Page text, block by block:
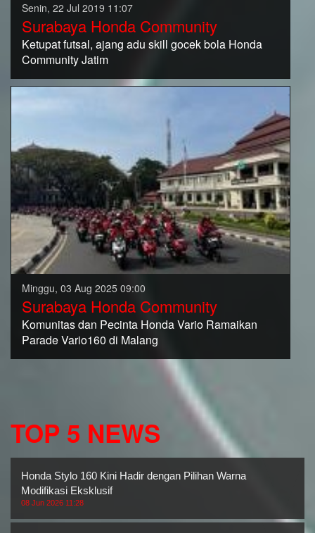
Senin, 22 Jul 2019 11:07
Surabaya Honda Community
Ketupat futsal, ajang adu skill gocek bola Honda
Community Jatim
Minggu, 03 Aug 2025 09:00
Surabaya Honda Community
Komunitas dan Pecinta Honda Vario Ramaikan
Parade Vario160 di Malang
TOP 5 NEWS
Honda Stylo 160 Kini Hadir dengan Pilihan Warna
Modifikasi Eksklusif
08 Jun 2026 11:28